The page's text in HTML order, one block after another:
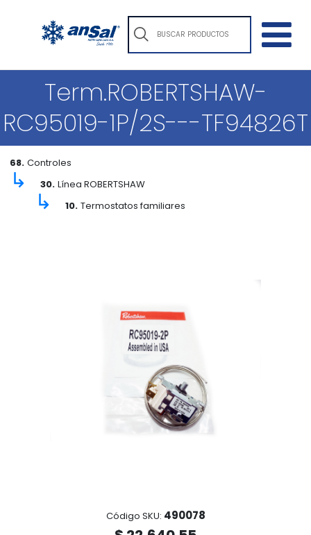
Term.ROBERTSHAW-
RC95019-1P/2S---TF94826T
68. Controles
↳ 30. Línea ROBERTSHAW
↳ 10. Termostatos familiares
Código SKU: 490078